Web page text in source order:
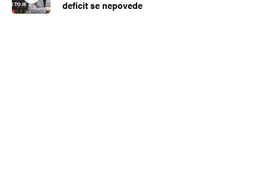
deficit se nepovede